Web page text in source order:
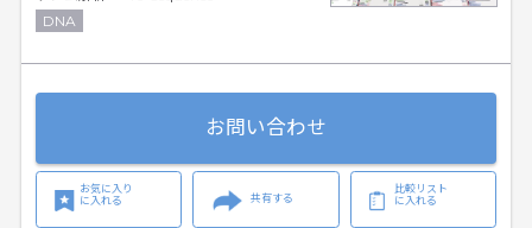
DNA
お問い合わせ
お気に入り
に入れる
共有する
比較リスト
に入れる